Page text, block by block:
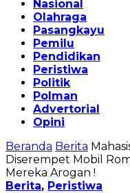
Nasional
Olahraga
Pasangkayu
Pemilu
Pendidikan
Peristiwa
Politik
Polman
Advertorial
Opini
Beranda Berita
Diserempet Mobil
Mereka Arogan !
Berita, Peristiwa